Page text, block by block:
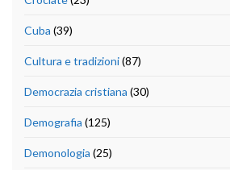
Cuba (39)
Cultura e tradizioni(87)
Democrazia cristiana (30)
Demografia (125)
Demonologia (25)